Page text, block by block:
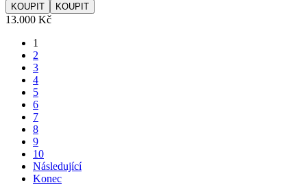
KOUPIT
13.000 Kč
1
2
3
4
5
6
7
8
9
10
Následující
Konec